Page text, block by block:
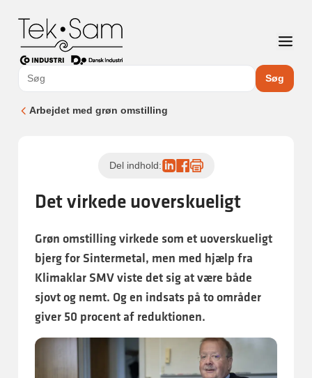
Søg
Arbejdet med grøn omstilling
Det virkede uoverskueligt
Del indhold:
Grøn omstilling virkede som et uoverskueligt
bjerg for Sintermetal, men med hjælp fra
Klimaklar SMV viste det sig at være både
sjovt og nemt. Og en indsats på to områder
giver 50 procent af reduktionen.